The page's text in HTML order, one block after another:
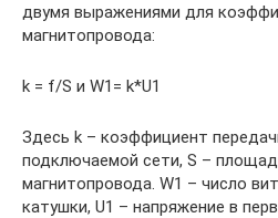
двумя выражениями для
магнитопровода:
k = f/S и W1= k*U1
Здесь k – коэффициент
подключаемой сети, S –
магнитопровода. W1 – число
катушки, U1 – напряжение в